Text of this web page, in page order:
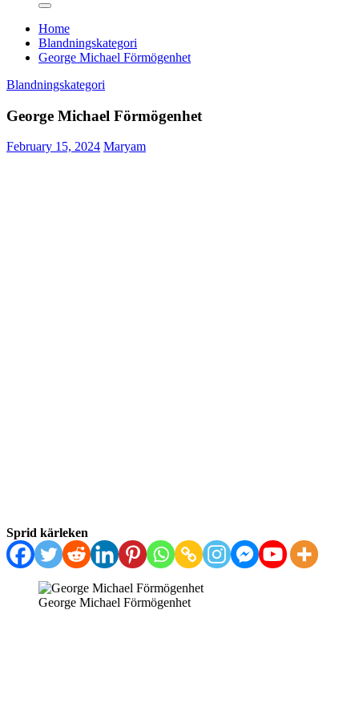
Home
Blandningskategori
George Michael Förmögenhet
Blandningskategori
George Michael Förmögenhet
February 15, 2024 Maryam
Sprid kärleken
George Michael Förmögenhet